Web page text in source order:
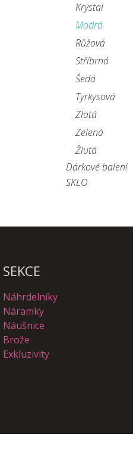
Krystal
Modrá
Růžová
Stříbrná
Šedá
Tyrkysová
Zlatá
Zelená
Žlutá
Dárkové balení
SKLO
SEKCE
Náhrdelníky
Náramky
Náušnice
Brože
Exkluzivity